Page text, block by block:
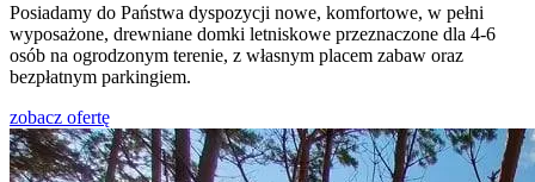
Posiadamy do Państwa dyspozycji nowe, komfortowe, w pełni
wyposażone, drewniane domki letniskowe przeznaczone dla 4-6
osób na ogrodzonym terenie, z własnym placem zabaw oraz
bezpłatnym parkingiem.
zobacz ofertę